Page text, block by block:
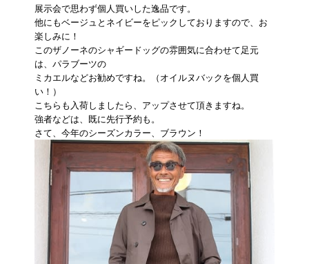
展示会で思わず個人買いした逸品です。
他にもベージュとネイビーをピックしておりますので、お
楽しみに！
このザノーネのシャギードッグの雰囲気に合わせて足元
は、パラブーツの
ミカエルなどお勧めですね。（オイルヌバックを個人買
い！）
こちらも入荷しましたら、アップさせて頂きますね。
強者などは、既に先行予約も。
さて、今年のシーズンカラー、ブラウン！